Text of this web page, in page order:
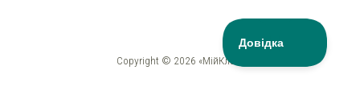
Copyright © 2026 «МійКлас»